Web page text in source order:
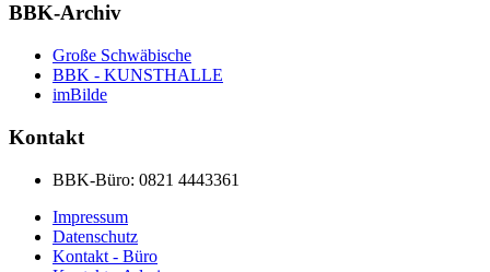
BBK-Archiv
Große Schwäbische
BBK - KUNSTHALLE
imBilde
Kontakt
BBK-Büro: 0821 4443361
Impressum
Datenschutz
Kontakt - Büro